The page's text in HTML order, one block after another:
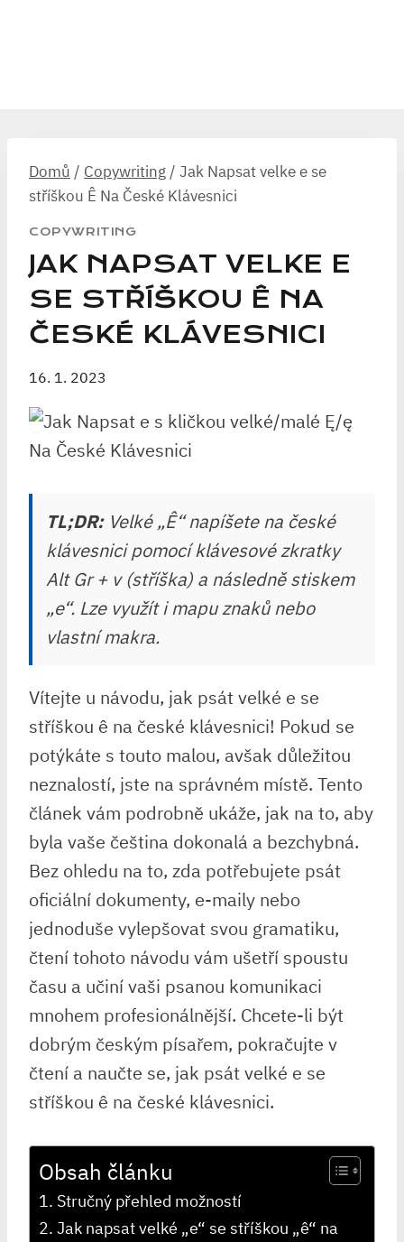
Domů / Copywriting / Jak Napsat velke e se
stříškou Ê Na České Klávesnici
COPYWRITING
JAK NAPSAT VELKE E
SE STŘÍŠKOU Ê NA
ČESKÉ KLÁVESNICI
16. 1. 2023
TL;DR:Velké „Ê“ napíšete na české
klávesnici pomocí klávesové zkratky
Alt Gr + v (stříška) a následně stiskem
„e“. Lze využít i mapu znaků nebo
vlastní makra.
Vítejte u návodu, jak psát velké e se
stříškou ê na české klávesnici! Pokud se
potýkáte s touto malou, avšak důležitou
neznalostí, jste na správném místě. Tento
článek vám podrobně ukáže, jak na to, aby
byla vaše čeština dokonalá a bezchybná.
Bez ohledu na to, zda potřebujete psát
oficiální dokumenty, e-maily nebo
jednoduše vylepšovat svou gramatiku,
čtení tohoto návodu vám ušetří spoustu
času a učiní vaši psanou komunikaci
mnohem profesionálnější. Chcete-li být
dobrým českým písařem, pokračujte v
čtení a naučte se, jak psát velké e se
stříškou ê na české klávesnici.
Obsah článku
Stručný přehled možností
Jak napsat velké „e“ se stříškou „ê“ na